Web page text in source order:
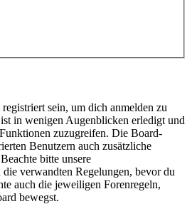
sein, um dich anmelden zu
in wenigen Augenblicken erledigt und
zuzugreifen. Die Board-
Benutzern auch zusätzliche
bitte unsere
verwandten Regelungen, bevor du
auch die jeweiligen Forenregeln,
bewegst.